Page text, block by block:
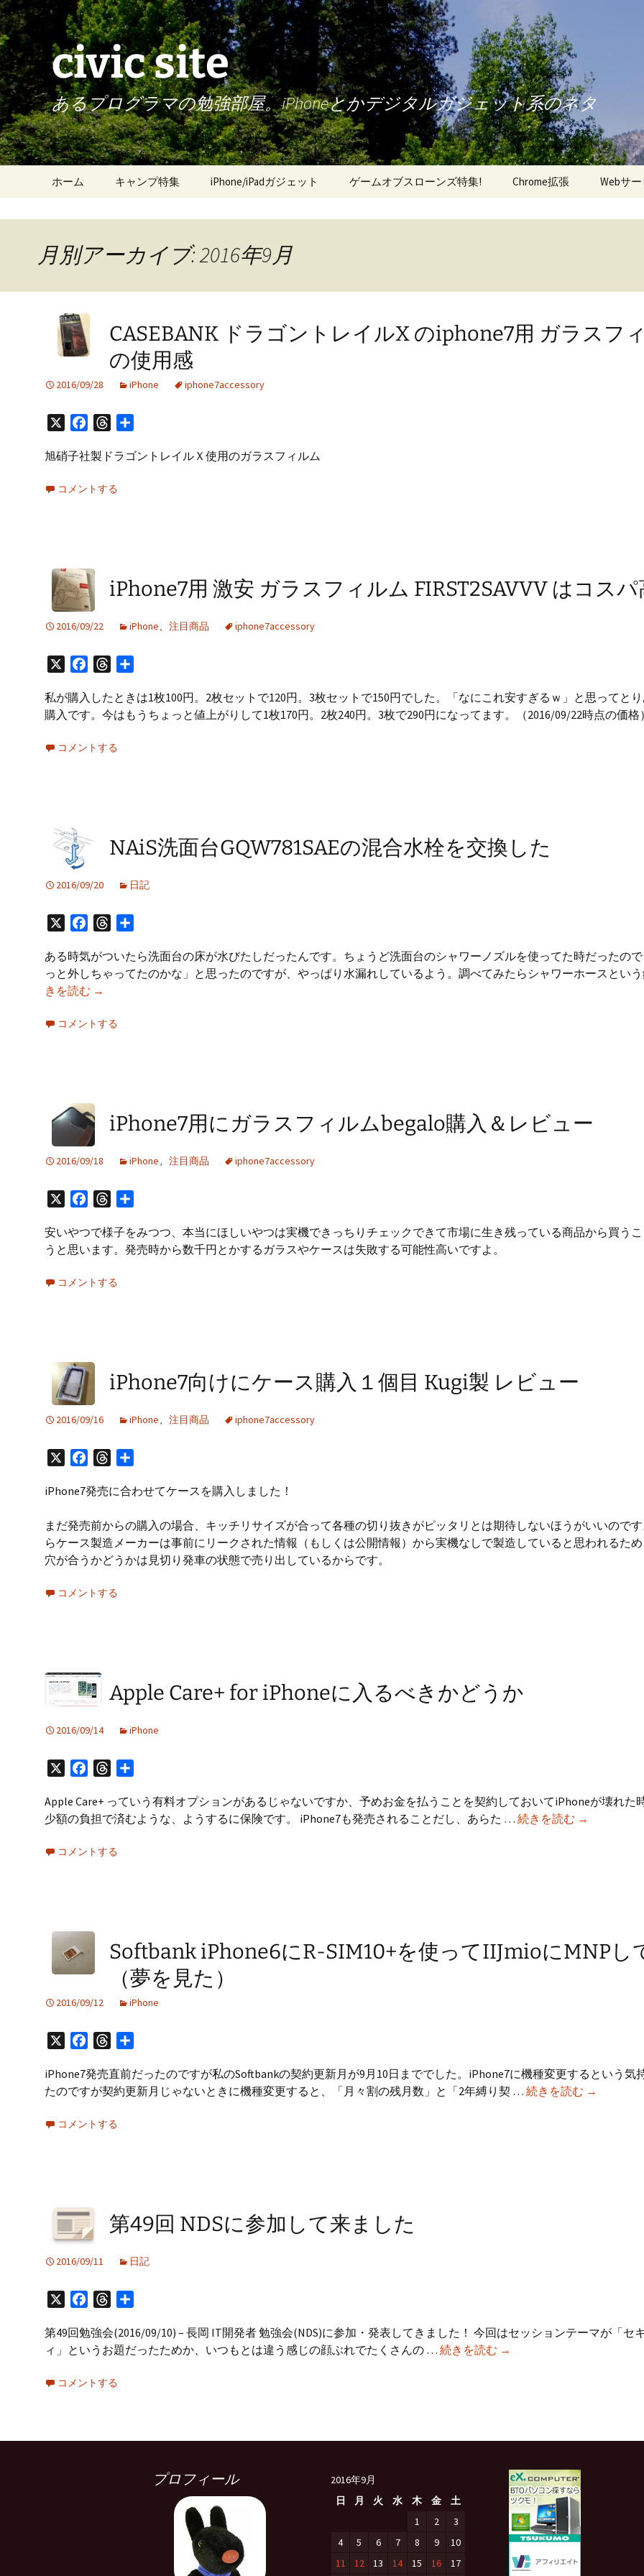
civic site
あるプログラマの勉強部屋。iPhoneとかデジタルガジェット系のネタ
ツ
へ
キ
ホーム キャンプ特集 iPhone/iPadガジェット ゲームオブスローンズ特集! Chrome拡張 Webサ
月別アーカイブ: 2016年9月
CASEBANK ドラゴントレイルX のiphone7用 ガラスフ
の使用感
2016/09/28 iPhone iphone7accessory
FacebookThreads
旭硝子社製ドラゴントレイルＸ使用のガラスフィルム
コメントする
iPhone7用 激安 ガラスフィルム FIRST2SAVVV はコスパ
2016/09/22 iPhone、 注目商品 iphone7accessory
FacebookThreads
私が購入したときは1枚100円。2枚セットで120円。3枚セットで150円でした。「なにこれ安すぎるｗ」と思ってと
購入です。今はもうちょっと値上がりして1枚170円。2枚240円。3枚で290円になってます。（2016/09/22時点の価格）
コメントする
NAiS洗面台GQW781SAEの混合水栓を交換した
2016/09/20 日記
FacebookThreads
ある時気がついたら洗面台の床が水びたしだったんです。ちょうど洗面台のシャワーノズルを使ってた時だったので
っと外しちゃってたのかな」と思ったのですが、やっぱり水漏れしているよう。調べてみたらシャワーホースとい
きを読む NAiS
面
合
水
栓
を
換
た
→
コメントする
iPhone7用にガラスフィルムbegalo購入＆レビュー
2016/09/18 iPhone、 注目商品 iphone7accessory
FacebookThreads
安いやつで様子をみつつ、本当にほしいやつは実機できっちりチェックできて市場に生き残っている商品から買うこ
うと思います。発売時から数千円とかするガラスやケースは失敗する可能性高いですよ。
コメントする
iPhone7向けにケース購入１個目 Kugi製 レビュー
2016/09/16 iPhone、 注目商品 iphone7accessory
FacebookThreads
iPhone7発売に合わせてケースを購入しました！
まだ発売前からの購入の場合、キッチリサイズが合って各種の切り抜きがピッタリとは期待しないほうがいいので
らケース製造メーカーは事前にリークされた情報（もしくは公開情報）から実機なしで製造していると思われるた
穴が合うかどうかは見切り発車の状態で売り出しているからです。
コメントする
Apple Care+ for iPhoneに入るべきかどうか
2016/09/14 iPhone
FacebookThreads
Apple Care+ っていう有料オプションがあるじゃないですか、予めお金を払うことを契約しておいてiPhoneが壊れた
少額の負担で済むような、ようするに保険です。 iPhone7も発売されることだし、あらた … 続きを読む Apple
き
→
コメントする
Softbank iPhone6にR-SIM10+を使ってIIJmioにMNPし
（夢を見た）
2016/09/12 iPhone
FacebookThreads
iPhone7発売直前だったのですが私のSoftbankの契約更新月が9月10日まででした。iPhone7に機種変更するという気
たのですが契約更新月じゃないときに機種変更すると、「月々割の残月数」と「2年縛り契 … 続きを読む Softbank
（夢
→
コメントする
第49回 NDSに参加して来ました
2016/09/11 日記
FacebookThreads
第49回勉強会(2016/09/10) – 長岡 IT開発者 勉強会(NDS)に参加・発表してきました！ 今回はセッションテーマが「セ
ィ」というお題だったためか、いつもとは違う感じの顔ぶれでたくさんの … 続きを読む 第
し
て
来
し
→
コメントする
プロフィール
2016年9月
日
月 火 水 木 金
土
1
2
3
4
5 6 7 8 9
10
11
12 13 14 15 16 17